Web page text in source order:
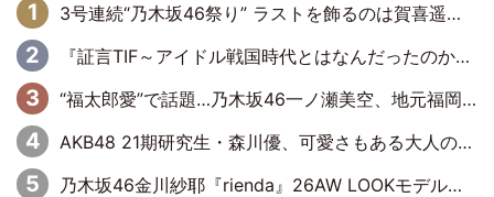
3号連続“乃木坂46祭り” ラストを飾るのは賀喜遥香…5年ぶりの登場に「5年分大人になった私を見ていただけたら」
『証言TIF～アイドル戦国時代とはなんだったのか～』第6回：でんぱ組.inc・古川未鈴×相沢梨紗「『ハロプロやりたかったな』って言ったら、夢眠ねむさんに『てめえはでんぱ組．incなんだよ！』って肩パンされて(笑)」
“福太郎愛”で話題…乃木坂46一ノ瀬美空、地元福岡『めんべい25周年トップサポーター』に就任
AKB48 21期研究生・森川優、可愛さもある大人の女性に
乃木坂46金川紗耶『rienda』26AW LOOKモデルに就任